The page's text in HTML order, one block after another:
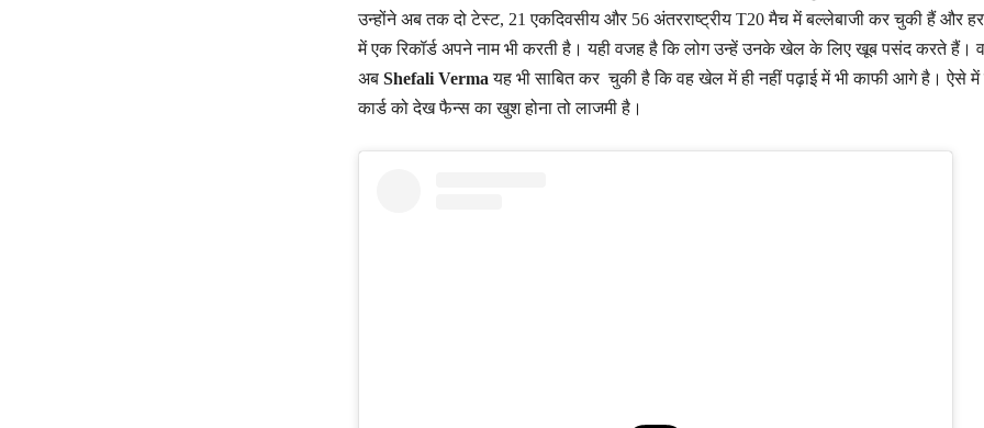
उन्होंने अब तक दो टेस्ट, 21 एकदिवसीय और 56 अंतरराष्ट्रीय T20 मैच में बल्लेबाजी कर चुकी हैं और
में एक रिकॉर्ड अपने नाम भी करती है। यही वजह है कि लोग उन्हें उनके खेल के लिए खूब पसंद करते हैं।
अब Shefali Verma यह भी साबित कर चुकी है कि वह खेल में ही नहीं पढ़ाई में भी काफी आगे है। ऐसे में
कार्ड को देख फैन्स का खुश होना तो लाजमी है।